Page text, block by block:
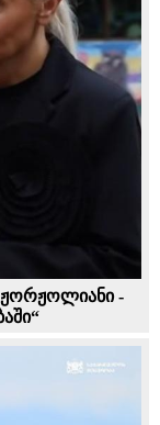
ჟორჟოლიანი -